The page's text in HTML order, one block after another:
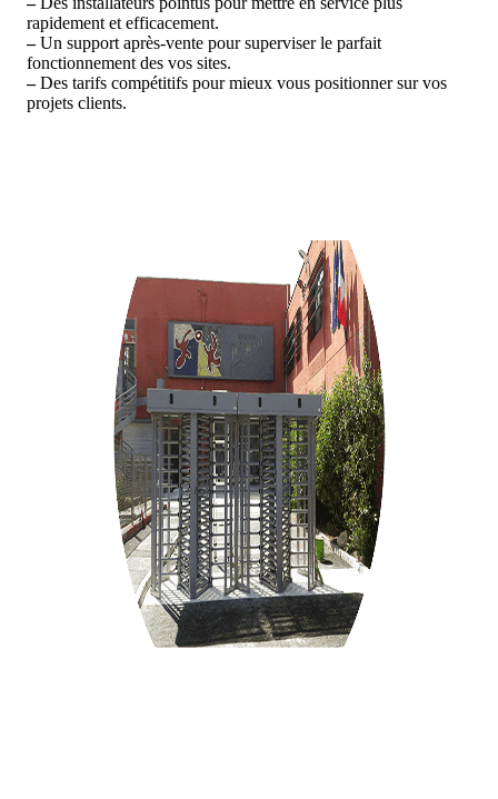
rapidement et efficacement.
–Un support après-vente pour superviser le parfait
fonctionnement des vos sites.
–Des tarifs compétitifs pour mieux vous positionner sur vos
projets clients.